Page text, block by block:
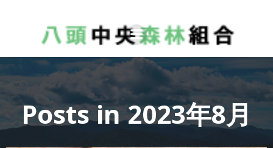
ン
ツ
へ
キ
Posts in 2023年8月